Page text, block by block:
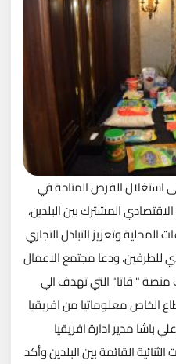
استغلال الفرص المتاحة في
المشترك بين البلدين،
المحلية وتعزيز التبادل التجاري
للطرفين. ودعا مجتمع الاعمال
منصة " فاتا" التي تهدف الي
الخاص معلوماتيا من افريقيا
باشا مدير ادارة افريقيا
القائمة بين البلدين وأكد